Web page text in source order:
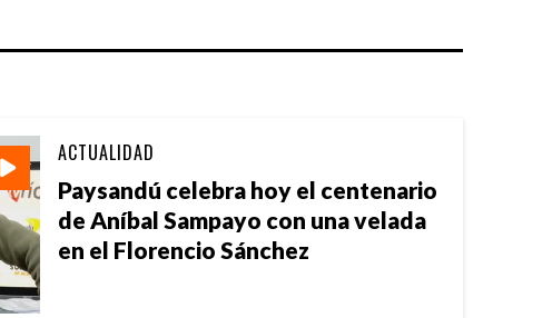
Paysandú celebra hoy el centenario
de Aníbal Sampayo con una velada
en el Florencio Sánchez
ACTUALIDAD